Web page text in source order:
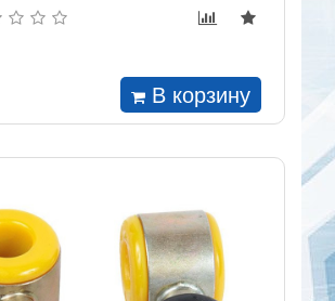
В корзину